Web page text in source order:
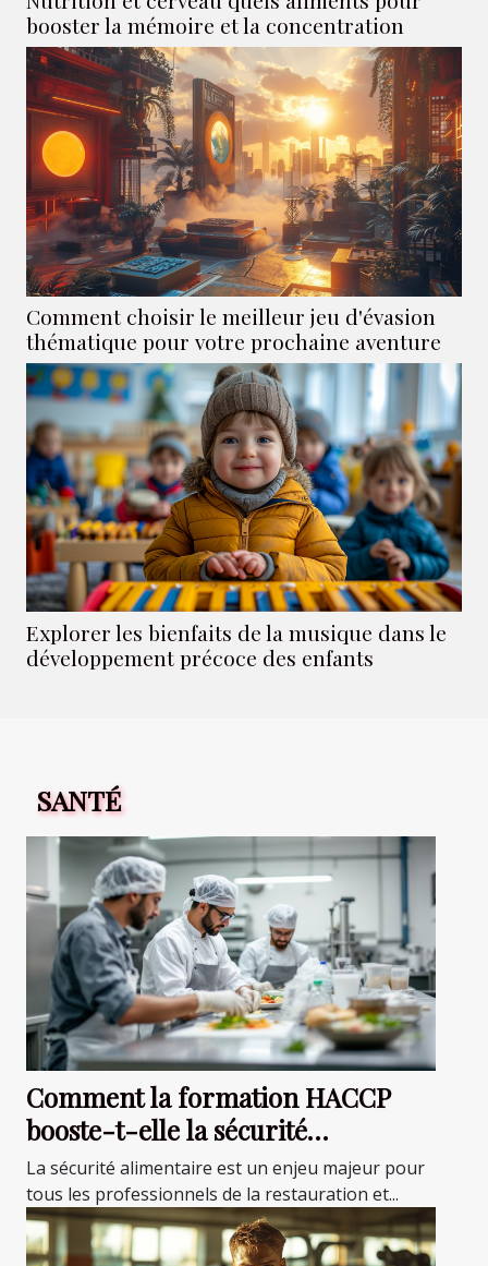
booster la mémoire et la concentration
Comment choisir le meilleur jeu d'évasion
thématique pour votre prochaine aventure
Explorer les bienfaits de la musique dans le
développement précoce des enfants
SANTÉ
Comment la formation HACCP
booste-t-elle la sécurité
alimentaire ?
La sécurité alimentaire est un enjeu majeur pour
tous les professionnels de la restauration et...